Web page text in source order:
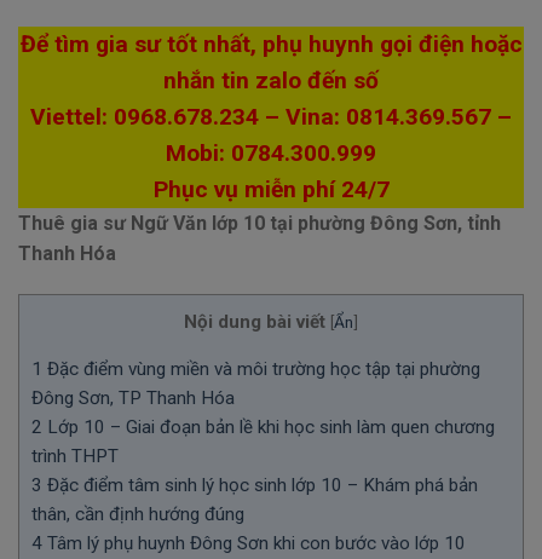
Để tìm gia sư tốt nhất, phụ huynh gọi điện hoặc
nhắn tin zalo đến số
Viettel: 0968.678.234 – Vina: 0814.369.567 –
Mobi: 0784.300.999
Phục vụ miễn phí 24/7
Thuê gia sư Ngữ Văn lớp 10 tại phường Đông Sơn, tỉnh
Thanh Hóa
Nội dung bài viết [Ẩn]
1 Đặc điểm vùng miền và môi trường học tập tại phường
Đông Sơn, TP Thanh Hóa
2 Lớp 10 – Giai đoạn bản lề khi học sinh làm quen chương
trình THPT
3 Đặc điểm tâm sinh lý học sinh lớp 10 – Khám phá bản
thân, cần định hướng đúng
4 Tâm lý phụ huynh Đông Sơn khi con bước vào lớp 10